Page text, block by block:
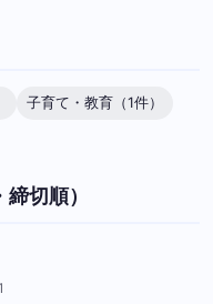
子育て・教育（1件）
切順）